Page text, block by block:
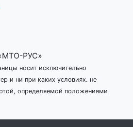
РУС»
носит исключительно
и ни при каких условиях. не
определяемой положениями